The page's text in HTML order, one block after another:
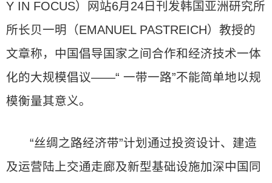
Y IN FOCUS）网站6月24日刊发韩国亚洲研究所
所长贝一明（EMANUEL PASTREICH）教授的
文章称，中国倡导国家之间合作和经济技术一体
化的大规模倡议——“ 一带一路”不能简单地以规
模衡量其意义。
“丝绸之路经济带”计划通过投资设计、建造
及运营陆上交通走廊及新型基础设施加深中国同